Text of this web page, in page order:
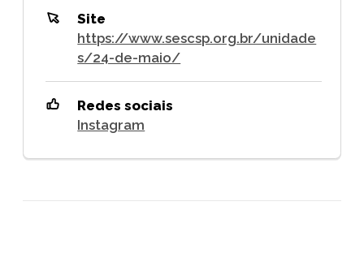
Site
https://www.sescsp.org.br/unidade
s/24-de-maio/
Redes sociais
Instagram